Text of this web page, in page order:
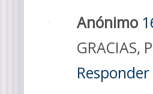
Anónimo
GRACIAS,
Responder